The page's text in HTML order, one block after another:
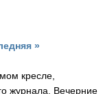
»
кресле,
журнала. Вечерние